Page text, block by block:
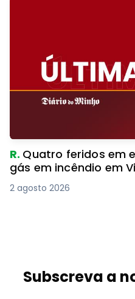
R. Quatro feridos em
gás em incêndio em
2 agosto 2026
Subscreva a